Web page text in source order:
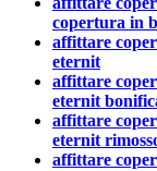
copertura in
affittare
eternit
affittare
eternit
affittare
eternit
affittare